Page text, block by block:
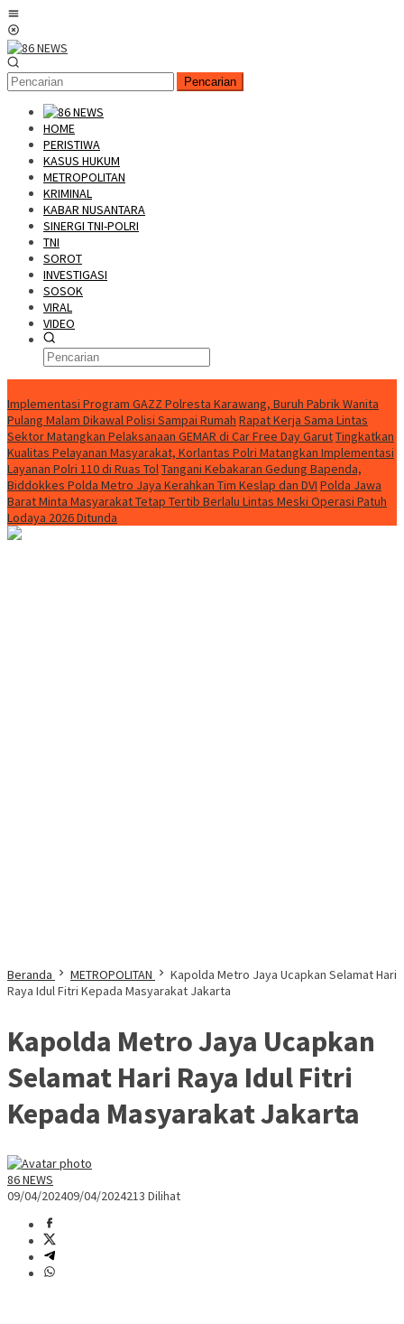
Loncat
ke
konten
Pencarian
HOME
PERISTIWA
KASUS HUKUM
METROPOLITAN
KRIMINAL
KABAR NUSANTARA
SINERGI TNI-POLRI
TNI
SOROT
INVESTIGASI
SOSOK
VIRAL
VIDEO
Implementasi Program GAZZ Polresta Karawang, Buruh Pabrik Wanita
Pulang Malam Dikawal Polisi Sampai Rumah Rapat Kerja Sama Lintas
Sektor Matangkan Pelaksanaan GEMAR di Car Free Day GarutTingkatkan
Kualitas Pelayanan Masyarakat, Korlantas Polri Matangkan Implementasi
Layanan Polri 110 di Ruas TolTangani Kebakaran Gedung Bapenda,
Biddokkes Polda Metro Jaya Kerahkan Tim Keslap dan DVI Polda Jawa
Barat Minta Masyarakat Tetap Tertib Berlalu Lintas Meski Operasi Patuh
Lodaya 2026 Ditunda
Beranda METROPOLITAN
Kapolda Metro Jaya Ucapkan Selamat Hari
Raya Idul Fitri Kepada Masyarakat Jakarta
Kapolda Metro Jaya Ucapkan
Selamat Hari Raya Idul Fitri
Kepada Masyarakat Jakarta
86 NEWS
09/04/202409/04/2024213 Dilihat